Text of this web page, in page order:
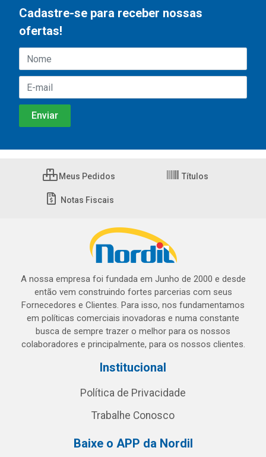
Cadastre-se para receber nossas
ofertas!
Meus Pedidos Títulos
Notas Fiscais
A nossa empresa foi fundada em Junho de 2000 e desde
então vem construindo fortes parcerias com seus
Fornecedores e Clientes. Para isso, nos fundamentamos
em políticas comerciais inovadoras e numa constante
busca de sempre trazer o melhor para os nossos
colaboradores e principalmente, para os nossos clientes.
Institucional
Política de Privacidade
Trabalhe Conosco
Baixe o APP da Nordil